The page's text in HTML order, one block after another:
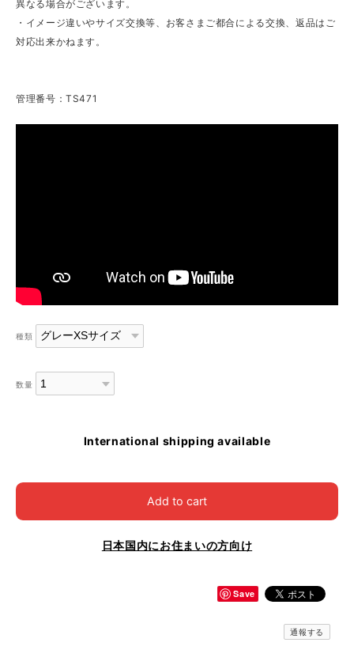
異なる場合がございます。
・イメージ違いやサイズ交換等、お客さまご都合による交換、返品はご
対応出来かねます。
管理番号：TS471
種類
数量
International shipping available
Add to cart
日本国内にお住まいの方向け
Save
通報する